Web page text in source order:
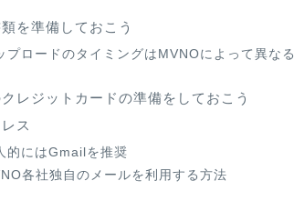
を準備しておこう
プロードのタイミングはMVNOによって異なる
レジットカードの準備をしておこう
ス
的にはGmailを推奨
各社独自のメールを利用する方法